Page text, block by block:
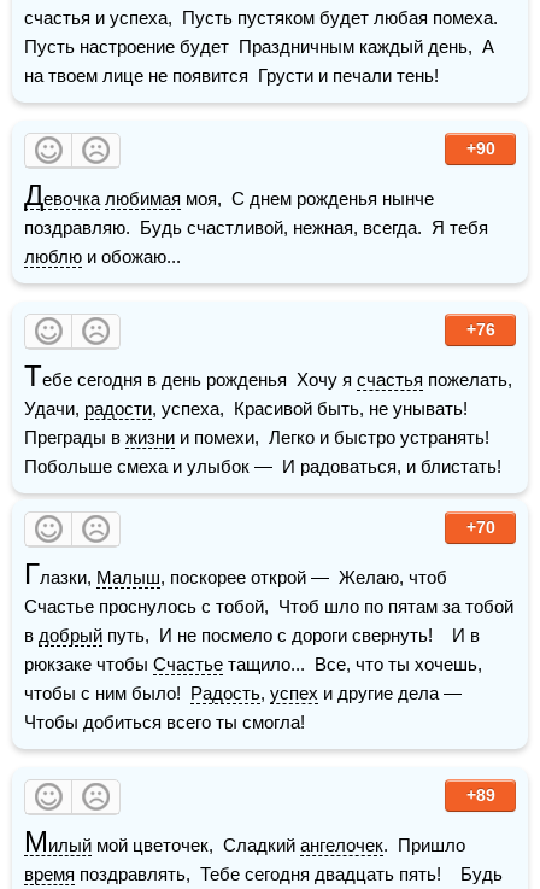
счастья и успеха,  Пусть пустяком будет любая помеха.
Пусть настроение будет  Праздничным каждый день,  А
на твоем лице не появится  Грусти и печали тень!
+90
Девочка любимая моя,  С днем рожденья нынче
люблю и обожаю...
+76
Тебе сегодня в день рожденья  Хочу я счастья пожелать,
Удачи, радости, успеха,  Красивой быть, не унывать!
Преграды в жизни и помехи,  Легко и быстро устранять!
Побольше смеха и улыбок —  И радоваться, и блистать!
+70
Глазки, Малыш, поскорее открой —  Желаю, чтоб
Счастье проснулось с тобой,  Чтоб шло по пятам за тобой
в добрый путь,  И не посмело с дороги свернуть!    И в
рюкзаке чтобы Счастье тащило...  Все, что ты хочешь,
чтобы с ним было! Радость, успех и другие дела —
Чтобы добиться всего ты смогла!
+89
Милый мой цветочек,  Сладкий ангелочек
время поздравлять,  Тебе сегодня двадцать пять!    Будь